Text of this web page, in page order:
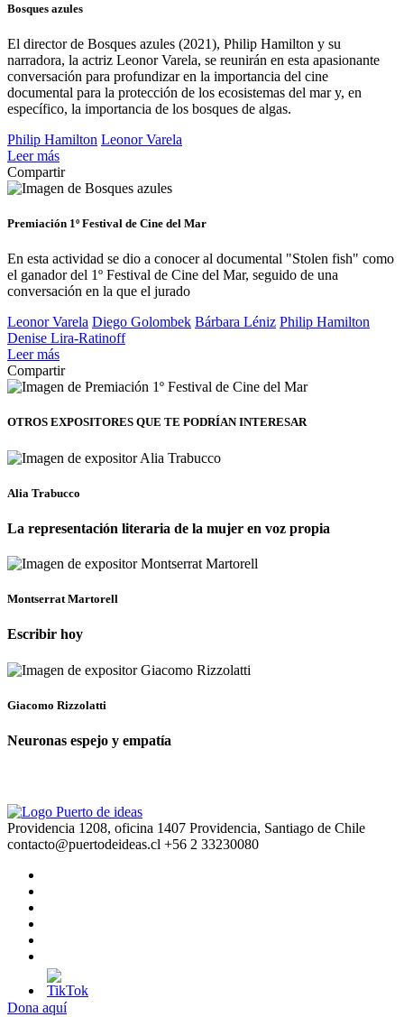
Bosques azules
El director de Bosques azules (2021), Philip Hamilton y su
narradora, la actriz Leonor Varela, se reunirán en esta apasionante
conversación para profundizar en la importancia del cine
documental para la protección de los ecosistemas del mar y, en
específico, la importancia de los bosques de algas.
Philip Hamilton Leonor Varela
Leer más
Compartir
Premiación 1º Festival de Cine del Mar
En esta actividad se dio a conocer al documental "Stolen fish" como
el ganador del 1º Festival de Cine del Mar, seguido de una
conversación en la que el jurado
Leonor Varela Diego Golombek Bárbara Léniz Philip Hamilton
Denise Lira-Ratinoff
Leer más
Compartir
OTROS EXPOSITORES QUE TE PODRÍAN INTERESAR
Alia Trabucco
La representación literaria de la mujer en voz propia
Montserrat Martorell
Escribir hoy
Giacomo Rizzolatti
Neuronas espejo y empatía
Providencia 1208, oficina 1407 Providencia, Santiago de Chile
contacto@puertodeideas.cl +56 2 33230080
Dona aquí